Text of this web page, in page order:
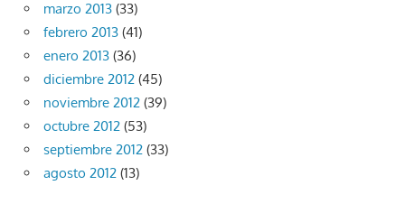
marzo 2013 (33)
febrero 2013 (41)
enero 2013 (36)
diciembre 2012 (45)
noviembre 2012 (39)
octubre 2012 (53)
septiembre 2012 (33)
agosto 2012 (13)